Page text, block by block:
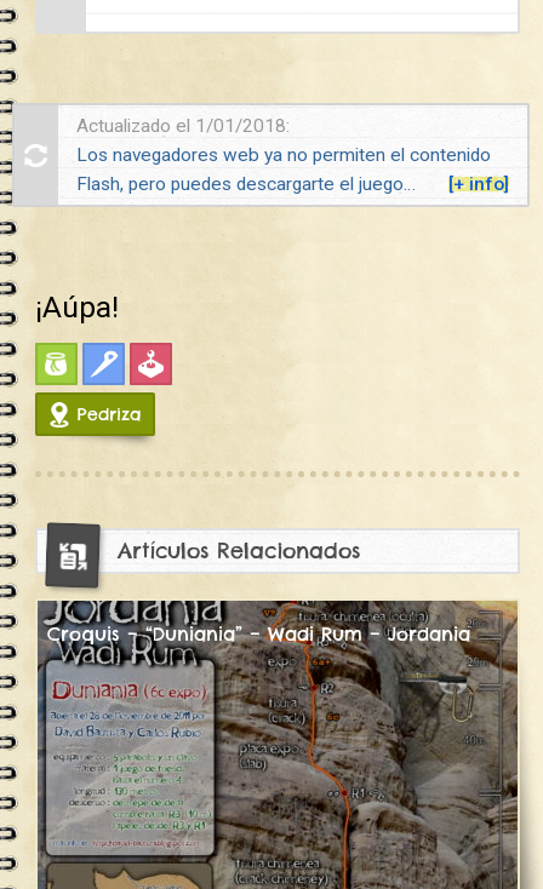
Actualizado el 1/01/2018:
Los navegadores web ya no permiten el contenido
Flash, pero puedes descargarte el juego…
[+ info]
¡Aúpa!
BulderClasicaJuegos
Pedriza
Artículos Relacionados
Croquis – “Duniania” – Wadi Rum – Jordania